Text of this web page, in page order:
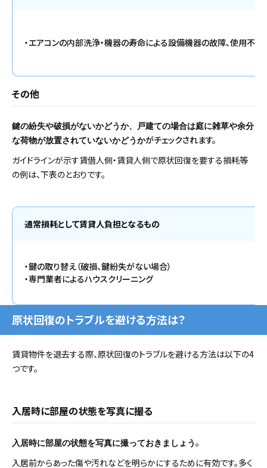
・エアコンの内部洗浄・機器の寿命による設備機器の故障、使用不能
その他
鍵の紛失や破損がないかどうか、戸建ての場合は庭に雑草や余分
な荷物が放置されていないかどうかがチェックされます。
ガイドラインが示す賃借人側・賃貸人側で原状回復を要する損耗等
の例は、下表のとおりです。
通常損耗として賃貸人負担となるもの
・鍵の取り替え（破損、鍵紛失がない場合）
・専門業者によるハウスクリーニング
原状回復のトラブルを避ける方法は？
賃貸物件を退去する際、原状回復のトラブルを避ける方法は以下の4
つです。
入居時に部屋の状態を写真に撮る
入居時に部屋の状態を写真に撮っておきましょう 。
入居前からあった傷や汚れなどを明らかにするために有効です。多く